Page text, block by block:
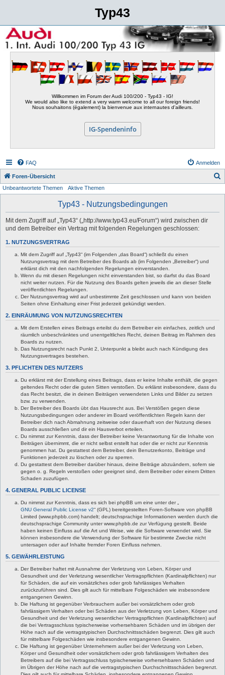
Typ43
Willkommen im Forum der Audi 100/200 - Typ43 - IG!
We would also like to extend a very warm welcome to all our foreign friends!
Nous souhaitons (également) la bienvenue aux internautes d'ailleurs.
IG-Spendeninfo
FAQ Anmelden
Foren-Übersicht
Unbeantwortete Themen Aktive Themen
Typ43 - Nutzungsbedingungen
Mit dem Zugriff auf „Typ43“ („http://www.typ43.eu/Forum“) wird zwischen dir
und dem Betreiber ein Vertrag mit folgenden Regelungen geschlossen:
1. NUTZUNGSVERTRAG
Mit dem Zugriff auf „Typ43“ (im Folgenden „das Board“) schließt du einen
Nutzungsvertrag mit dem Betreiber des Boards ab (im Folgenden „Betreiber“) und
erklärst dich mit den nachfolgenden Regelungen einverstanden.
Wenn du mit diesen Regelungen nicht einverstanden bist, so darfst du das Board
nicht weiter nutzen. Für die Nutzung des Boards gelten jeweils die an dieser Stelle
veröffentlichten Regelungen.
Der Nutzungsvertrag wird auf unbestimmte Zeit geschlossen und kann von beiden
Seiten ohne Einhaltung einer Frist jederzeit gekündigt werden.
2. EINRÄUMUNG VON NUTZUNGSRECHTEN
Mit dem Erstellen eines Beitrags erteilst du dem Betreiber ein einfaches, zeitlich und
räumlich unbeschränktes und unentgeltliches Recht, deinen Beitrag im Rahmen des
Boards zu nutzen.
Das Nutzungsrecht nach Punkt 2, Unterpunkt a bleibt auch nach Kündigung des
Nutzungsvertrages bestehen.
3. PFLICHTEN DES NUTZERS
Du erklärst mit der Erstellung eines Beitrags, dass er keine Inhalte enthält, die gegen
geltendes Recht oder die guten Sitten verstoßen. Du erklärst insbesondere, dass du
das Recht besitzt, die in deinen Beiträgen verwendeten Links und Bilder zu setzen
bzw. zu verwenden.
Der Betreiber des Boards übt das Hausrecht aus. Bei Verstößen gegen diese
Nutzungsbedingungen oder anderer im Board veröffentlichten Regeln kann der
Betreiber dich nach Abmahnung zeitweise oder dauerhaft von der Nutzung dieses
Boards ausschließen und dir ein Hausverbot erteilen.
Du nimmst zur Kenntnis, dass der Betreiber keine Verantwortung für die Inhalte von
Beiträgen übernimmt, die er nicht selbst erstellt hat oder die er nicht zur Kenntnis
genommen hat. Du gestattest dem Betreiber, dein Benutzerkonto, Beiträge und
Funktionen jederzeit zu löschen oder zu sperren.
Du gestattest dem Betreiber darüber hinaus, deine Beiträge abzuändern, sofern sie
gegen o. g. Regeln verstoßen oder geeignet sind, dem Betreiber oder einem Dritten
Schaden zuzufügen.
4. GENERAL PUBLIC LICENSE
Du nimmst zur Kenntnis, dass es sich bei phpBB um eine unter der „
GNU General Public License v2“ (GPL) bereitgestellten Foren-Software von phpBB
Limited (www.phpbb.com) handelt; deutschsprachige Informationen werden durch die
deutschsprachige Community unter www.phpbb.de zur Verfügung gestellt. Beide
haben keinen Einfluss auf die Art und Weise, wie die Software verwendet wird. Sie
können insbesondere die Verwendung der Software für bestimmte Zwecke nicht
untersagen oder auf Inhalte fremder Foren Einfluss nehmen.
5. GEWÄHRLEISTUNG
Der Betreiber haftet mit Ausnahme der Verletzung von Leben, Körper und
Gesundheit und der Verletzung wesentlicher Vertragspflichten (Kardinalpflichten) nur
für Schäden, die auf ein vorsätzliches oder grob fahrlässiges Verhalten
zurückzuführen sind. Dies gilt auch für mittelbare Folgeschäden wie insbesondere
entgangenen Gewinn.
Die Haftung ist gegenüber Verbrauchern außer bei vorsätzlichem oder grob
fahrlässigem Verhalten oder bei Schäden aus der Verletzung von Leben, Körper und
Gesundheit und der Verletzung wesentlicher Vertragspflichten (Kardinalpflichten) auf
die bei Vertragsschluss typischerweise vorhersehbaren Schäden und im übrigen der
Höhe nach auf die vertragstypischen Durchschnittsschäden begrenzt. Dies gilt auch
für mittelbare Folgeschäden wie insbesondere entgangenen Gewinn.
Die Haftung ist gegenüber Unternehmern außer bei der Verletzung von Leben,
Körper und Gesundheit oder vorsätzlichem oder grob fahrlässigem Verhalten des
Betreibers auf die bei Vertragsschluss typischerweise vorhersehbaren Schäden und
im Übrigen der Höhe nach auf die vertragstypischen Durchschnittsschäden begrenzt.